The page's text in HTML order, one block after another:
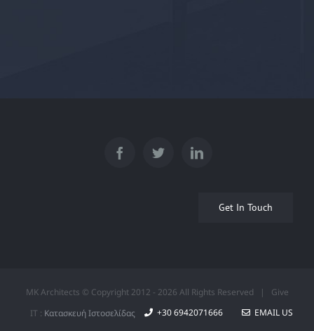
Get In Touch
MK Architects © Copyright 2012 - 2026 All Rights Reserved | Give
IT : Κατασκευή Ιστοσελίδας +30 6942071666 EMAIL US